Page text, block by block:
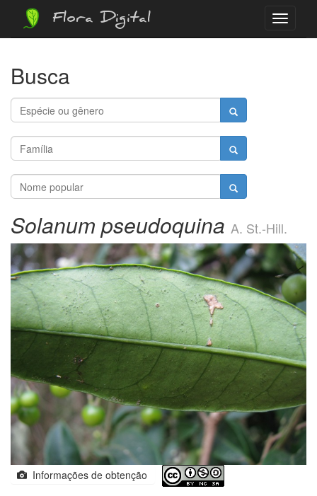
Menu
Flora Digital
Busca
Solanum pseudoquina A. St.-Hill.
Informações de obtenção